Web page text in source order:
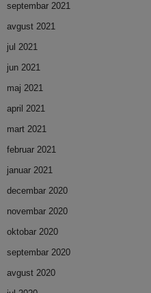
septembar 2021
avgust 2021
jul 2021
jun 2021
maj 2021
april 2021
mart 2021
februar 2021
januar 2021
decembar 2020
novembar 2020
oktobar 2020
septembar 2020
avgust 2020